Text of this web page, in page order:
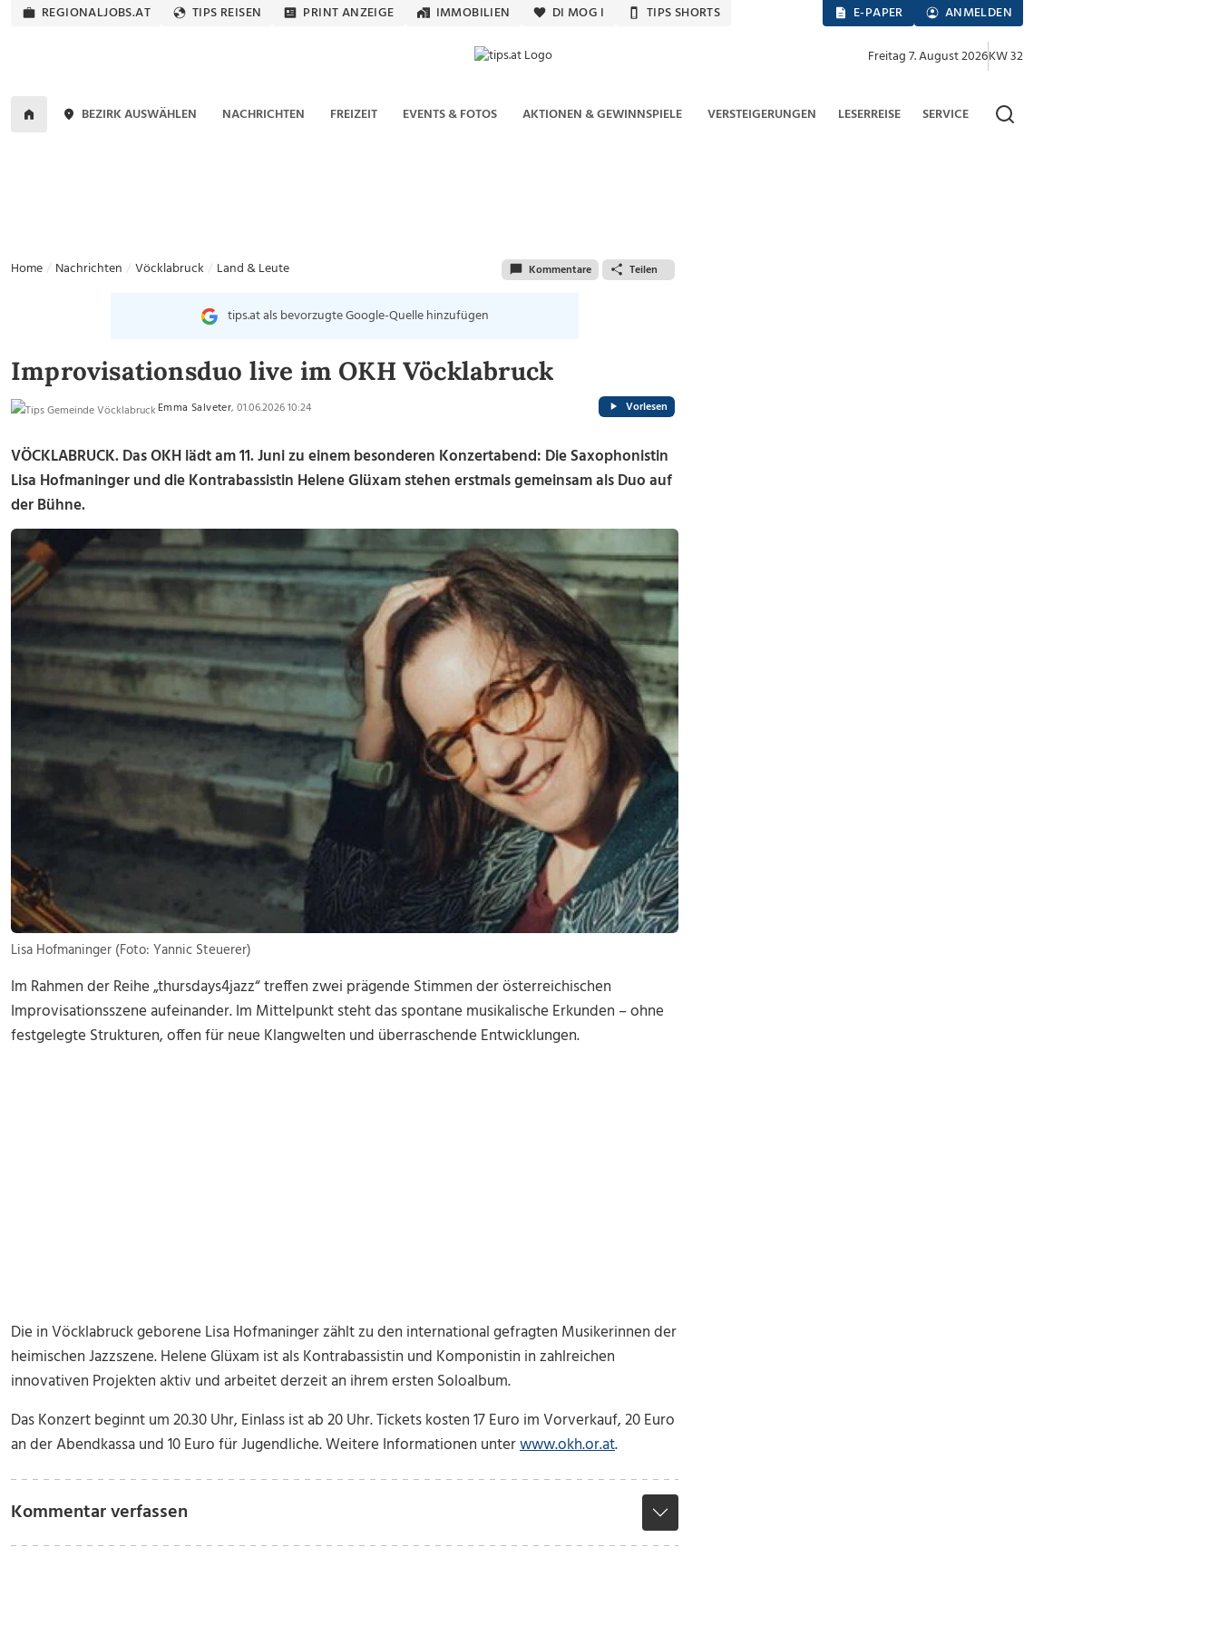
REGIONALJOBS.AT TIPS REISEN PRINT ANZEIGE IMMOBILIEN DI MOG I TIPS SHORTS E-PAPER ANMELDEN
Freitag 7. August 2026KW 32
BEZIRK AUSWÄHLEN NACHRICHTEN FREIZEIT EVENTS & FOTOS AKTIONEN & GEWINNSPIELE VERSTEIGERUNGEN LESERREISE SERVICE
Home Nachrichten Vöcklabruck Land & Leute Kommentare Teilen
tips.at als bevorzugte Google-Quelle hinzufügen
Improvisationsduo live im OKH Vöcklabruck
Emma Salveter, 01.06.2026 10:24 Vorlesen
VÖCKLABRUCK. Das OKH lädt am 11. Juni zu einem besonderen Konzertabend: Die Saxophonistin
Lisa Hofmaninger und die Kontrabassistin Helene Glüxam stehen erstmals gemeinsam als Duo auf
der Bühne.
Lisa Hofmaninger (Foto: Yannic Steuerer)
Im Rahmen der Reihe „thursdays4jazz“ treffen zwei prägende Stimmen der österreichischen
Improvisationsszene aufeinander. Im Mittelpunkt steht das spontane musikalische Erkunden – ohne
festgelegte Strukturen, offen für neue Klangwelten und überraschende Entwicklungen.
Die in Vöcklabruck geborene Lisa Hofmaninger zählt zu den international gefragten Musikerinnen der
heimischen Jazzszene. Helene Glüxam ist als Kontrabassistin und Komponistin in zahlreichen
innovativen Projekten aktiv und arbeitet derzeit an ihrem ersten Soloalbum.
Das Konzert beginnt um 20.30 Uhr, Einlass ist ab 20 Uhr. Tickets kosten 17 Euro im Vorverkauf, 20 Euro
an der Abendkassa und 10 Euro für Jugendliche. Weitere Informationen unterwww.okh.or.at.
Kommentar verfassen